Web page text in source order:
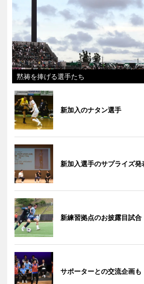
黙祷を捧げる選手たち
新加入のナタン選手
新加入選手のサプライズ発
新練習拠点のお披露目試合
サポーターとの交流企画も